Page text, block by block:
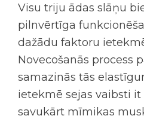
Visu triju ādas slāņu
pilnvērtīga
dažādu faktoru
Novecošanās process
samazinās tās
ietekmē sejas vaibsti it
savukārt mīmikas